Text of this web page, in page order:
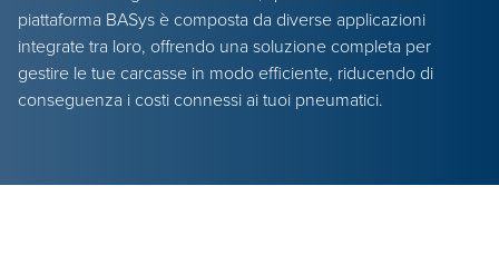
piattaforma BASys è composta da diverse applicazioni
integrate tra loro, offrendo una soluzione completa per
gestire le tue carcasse in modo efficiente, riducendo di
conseguenza i costi connessi ai tuoi pneumatici.